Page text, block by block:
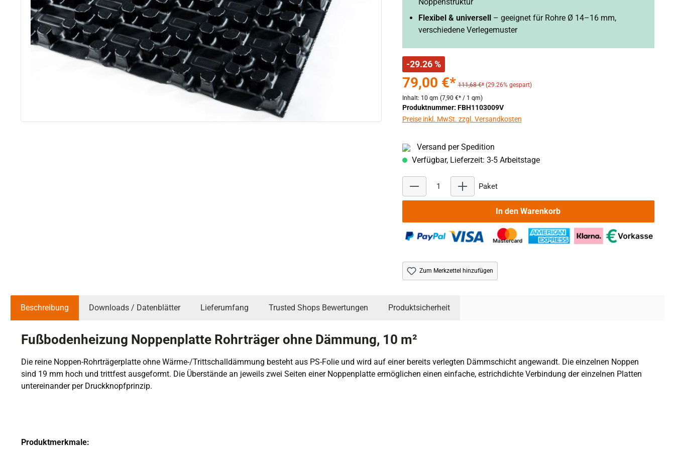
Flexibel & universell– geeignet für Rohre Ø 14–16 mm,
verschiedene Verlegemuster
-29.26 %
79,00 €* 111,68 €* (29.26% gespart)
Inhalt: 10 qm (7,90 €* / 1 qm)
Produktnummer: FBH1103009V
Preise inkl. MwSt. zzgl. Versandkosten
Versand per Spedition
Verfügbar, Lieferzeit: 3-5 Arbeitstage
Paket
In den Warenkorb
Zum Merkzettel hinzufügen
Beschreibung Downloads / Datenblätter Lieferumfang Trusted Shops Bewertungen Produktsicherheit
Fußbodenheizung Noppenplatte Rohrträger ohne Dämmung, 10 m²
Die reine Noppen-Rohrträgerplatte ohne Wärme-/Trittschalldämmung besteht aus PS-Folie und wird auf einer bereits verlegten Dämmschicht angewandt. Die einzelnen Noppen
sind 19 mm hoch und trittfest ausgeformt. Die Überstände an jeweils zwei Seiten einer Noppenplatte ermöglichen einen einfache, estrichdichte Verbindung der einzelnen Platten
untereinander per Druckknopfprinzip.
Produktmerkmale: